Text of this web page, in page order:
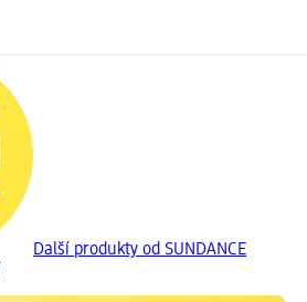
Další produkty od SUNDANCE